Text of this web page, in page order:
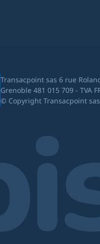
Transacpoint sas 6 rue
Grenoble 481 015 709 - TVA
© Copyright Transacpoint